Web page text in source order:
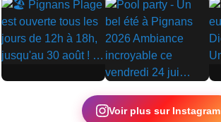
▶
▶
▶
Voir plus sur Instagram